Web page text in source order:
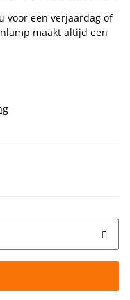
voor een verjaardag of
maakt altijd een